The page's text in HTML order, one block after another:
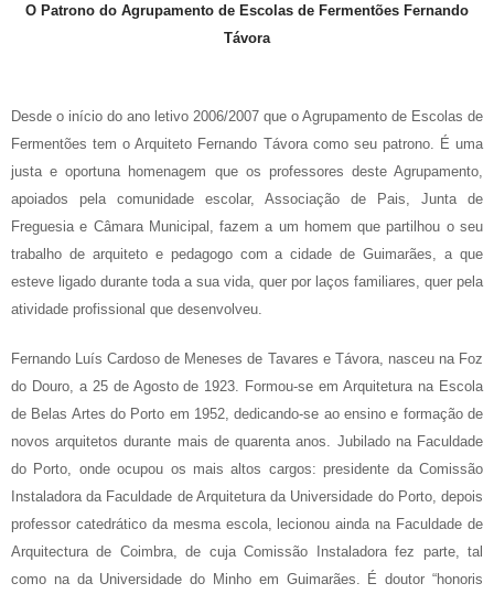
O Patrono do Agrupamento de Escolas de Fermentões Fernando
Távora
Desde o início do ano letivo 2006/2007 que o Agrupamento de Escolas de
Fermentões tem o Arquiteto Fernando Távora como seu patrono. É uma
justa e oportuna homenagem que os professores deste Agrupamento,
apoiados pela comunidade escolar, Associação de Pais, Junta de
Freguesia e Câmara Municipal, fazem a um homem que partilhou o seu
trabalho de arquiteto e pedagogo com a cidade de Guimarães, a que
esteve ligado durante toda a sua vida, quer por laços familiares, quer pela
atividade profissional que desenvolveu.
Fernando Luís Cardoso de Meneses de Tavares e Távora, nasceu na Foz
do Douro, a 25 de Agosto de 1923. Formou-se em Arquitetura na Escola
de Belas Artes do Porto em 1952, dedicando-se ao ensino e formação de
novos arquitetos durante mais de quarenta anos. Jubilado na Faculdade
do Porto, onde ocupou os mais altos cargos: presidente da Comissão
Instaladora da Faculdade de Arquitetura da Universidade do Porto, depois
professor catedrático da mesma escola, lecionou ainda na Faculdade de
Arquitectura de Coimbra, de cuja Comissão Instaladora fez parte, tal
como na da Universidade do Minho em Guimarães. É doutor “honoris